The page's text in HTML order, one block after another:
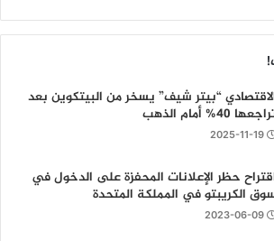
“بيتر شيف” يسخر من البيتكوين بعد
40% أمام الذهب
2025-11-19
حظر الإعلانات المحفزة على الدخول في
الكريبتو في المملكة المتحدة
2023-06-09